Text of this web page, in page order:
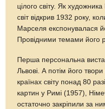
цілого світу. Як
світ відкрив 1932 року,
Марселя експонувалася
Провідними темами його
Перша персональна
Львові. А потім його
країнах світу понад 80
картин у Римі (1957),
остаточно закріпили за